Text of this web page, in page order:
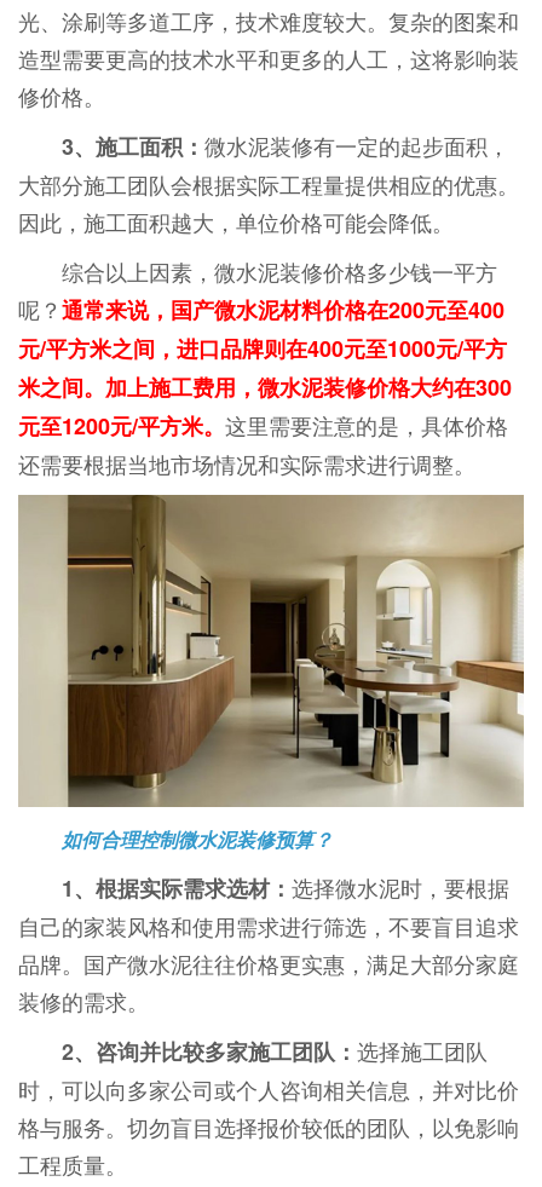
光、涂刷等多道工序，技术难度较大。复杂的图案和
造型需要更高的技术水平和更多的人工，这将影响装
修价格。
3、施工面积： 微水泥装修有一定的起步面积，
大部分施工团队会根据实际工程量提供相应的优惠。
因此，施工面积越大，单位价格可能会降低。
综合以上因素，微水泥装修价格多少钱一平方
呢？通常来说，国产微水泥材料价格在200元至400
元/平方米之间，进口品牌则在400元至1000元/平方
米之间。加上施工费用，微水泥装修价格大约在300
元至1200元/平方米。 这里需要注意的是，具体价格
还需要根据当地市场情况和实际需求进行调整。
如何合理控制微水泥装修预算？
1、根据实际需求选材： 选择微水泥时，要根据
自己的家装风格和使用需求进行筛选，不要盲目追求
品牌。国产微水泥往往价格更实惠，满足大部分家庭
装修的需求。
2、咨询并比较多家施工团队： 选择施工团队
时，可以向多家公司或个人咨询相关信息，并对比价
格与服务。切勿盲目选择报价较低的团队，以免影响
工程质量。